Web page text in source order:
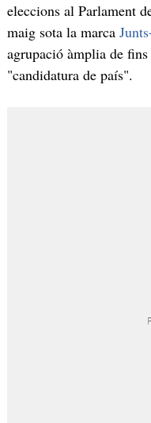
eleccions al Parlament
maig sota la marca
agrupació àmplia de
"candidatura de país".